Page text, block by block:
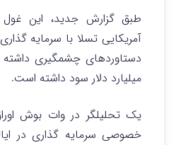
طبق گزارش جدید، این غول
آمریکایی تسلا با سرمایه
دستاوردهای چشمگیری
میلیارد دلار سود داشته است.
یک تحلیلگر در وات بوش
خصوصی سرمایه گذاری در